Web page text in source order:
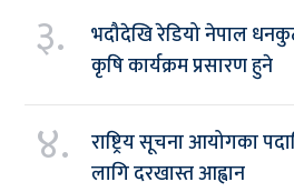
३.
भदौदेखि रेडियो नेपाल
कृषि कार्यक्रम प्रसारण हुने
४.
राष्ट्रिय सूचना आयोगका
लागि दरखास्त आह्वान